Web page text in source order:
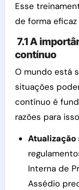
Esse
de forma
7.1 A
contínuo
O mundo está
situações
contínuo é
razões para
Atualização
Interna de
Assédio